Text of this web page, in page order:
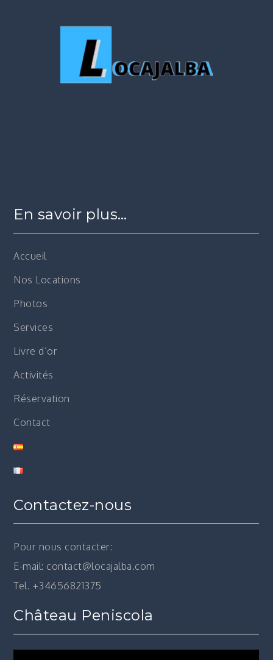
En savoir plus…
Accueil
Nos Locations
Photos
Services
Livre d’or
Activités
Réservation
Contact
Contactez-nous
Pour nous contacter:
E-mail: contact@locajalba.com
Tel. +34656821375
Château Peniscola